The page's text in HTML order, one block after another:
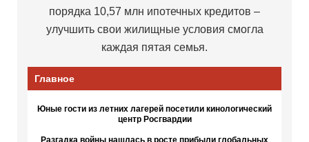
порядка 10,57 млн ипотечных кредитов –
улучшить свои жилищные условия смогла
каждая пятая семья.
Главное
Юные гости из летних лагерей посетили кинологический
центр Росгвардии
Разгадка войны нашлась в росте прибыли глобальных